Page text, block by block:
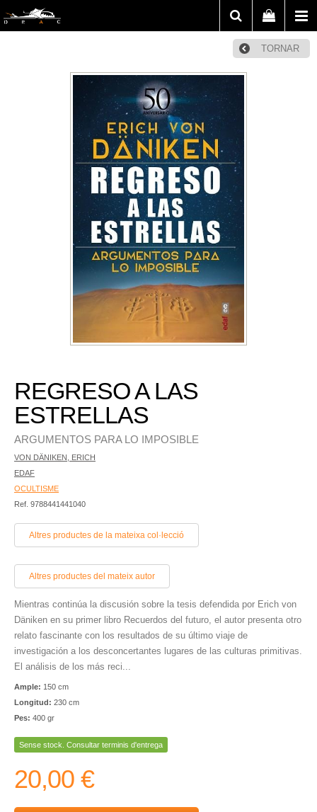
TORNAR
REGRESO A LAS
ESTRELLAS
ARGUMENTOS PARA LO IMPOSIBLE
VON DÄNIKEN, ERICH
EDAF
OCULTISME
Ref. 9788441441040
Altres productes de la mateixa col·lecció
Altres productes del mateix autor
Mientras continúa la discusión sobre la tesis defendida por Erich von
Däniken en su primer libro Recuerdos del futuro, el autor presenta otro
relato fascinante con los resultados de su último viaje de
investigación a los desconcertantes lugares de las culturas primitivas.
El análisis de los más reci...
Ample: 150 cm
Longitud: 230 cm
Pes: 400 gr
Sense stock. Consultar terminis d'entrega
20,00 €